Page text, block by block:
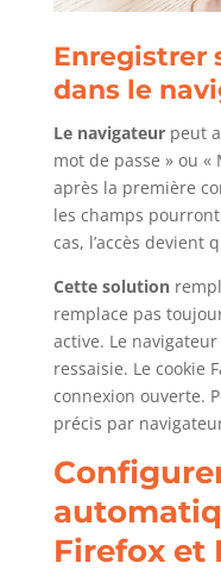
Enregistrer
dans le
Le navigateurpeut
mot de passe » ou «
après la première
les champs
cas, l’accès devient
Cette solution
remplace pas
active. Le
ressaisie. Le cookie
connexion ouverte.
précis par
Firefox et